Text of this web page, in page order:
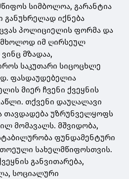
სიმბოლოა, გარანტია
განუხრელად იქნება
პოლიციელის ფორმა და
მხოლოდ იმ ღირსეულ
მზადაა,
საკუთარი სიცოცხლე
ფასდაუდებელია
მიერ ჩვენი ქვეყნის
თქვენი დაუღალავი
თავდადება უზრუნველყოფს
მომავალს. მშვიდობა,
ფუნდამენტური
სახელმწიფოსთვის.
განვითარება,
სოციალური